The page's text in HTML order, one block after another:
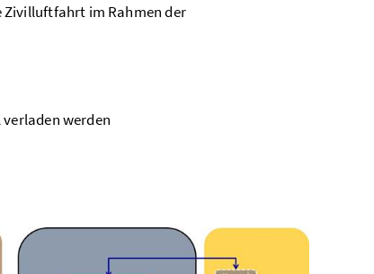
Zivilluftfahrt im Rahmen der
werden